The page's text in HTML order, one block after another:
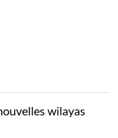
wilayas